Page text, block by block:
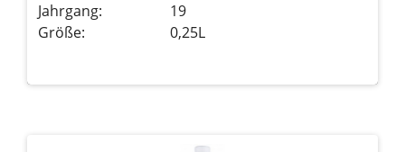
Jahrgang:
19
Größe:
0,25L